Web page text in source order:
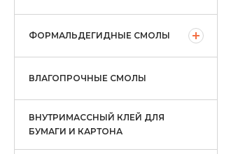
ФОРМАЛЬДЕГИДНЫЕ СМОЛЫ
ВЛАГОПРОЧНЫЕ СМОЛЫ
ВНУТРИМАССНЫЙ КЛЕЙ ДЛЯ
БУМАГИ И КАРТОНА